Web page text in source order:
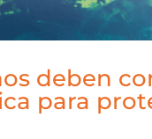
deben
para